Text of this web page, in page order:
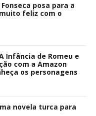
posa para a
feliz com o
Infância de Romeu e
com a Amazon
os personagens
novela turca para